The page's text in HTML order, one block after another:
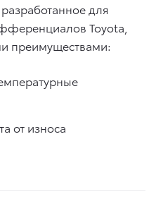
для
Toyota,
преимуществами:
от износа